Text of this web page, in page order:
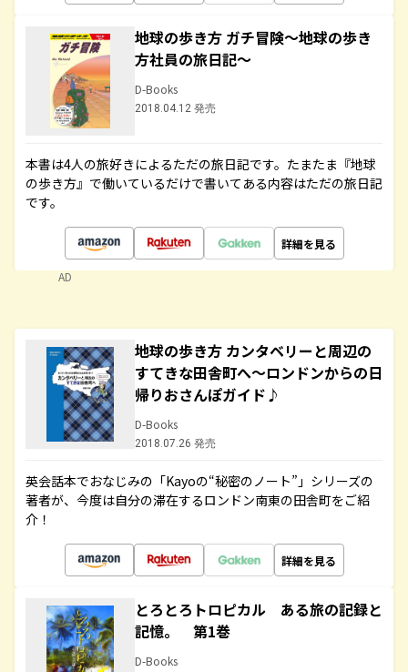
地球の歩き方 ガチ冒険～地球の歩き
方社員の旅日記～
D-Books
2018.04.12 発売
本書は4人の旅好きによるただの旅日記です。たまたま『地球
の歩き方』で働いているだけで書いてある内容はただの旅日記
です。
詳細を見る
AD
地球の歩き方 カンタベリーと周辺の
すてきな田舎町へ～ロンドンからの日
帰りおさんぽガイド♪
D-Books
2018.07.26 発売
英会話本でおなじみの「Kayoの“秘密のノート”」シリーズの
著者が、今度は自分の滞在するロンドン南東の田舎町をご紹
介！
詳細を見る
とろとろトロピカル ある旅の記録と
記憶。 第1巻
D-Books